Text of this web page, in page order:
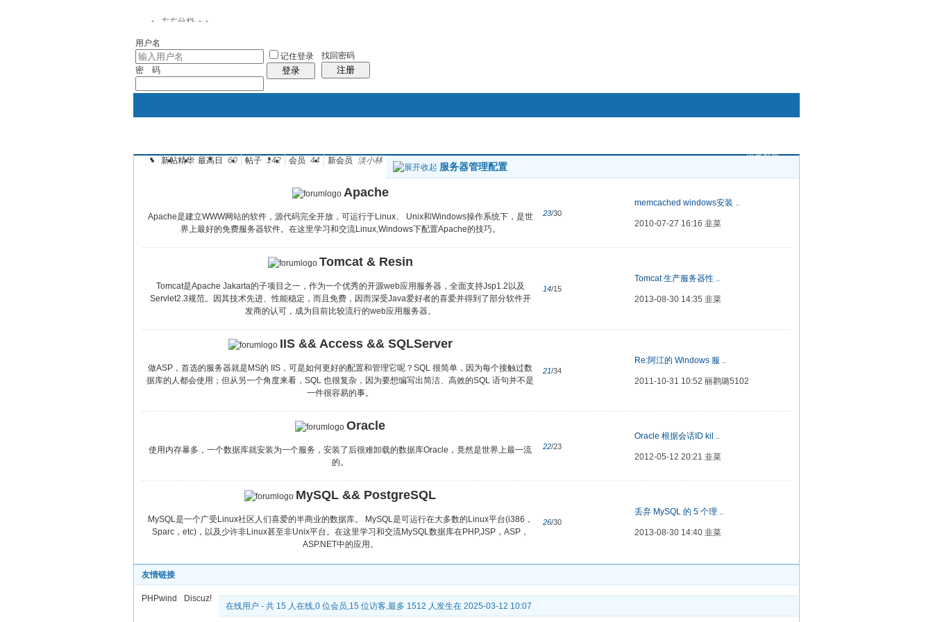
左右分栏
用户名
密 码
记住登录
登录
找回密码
注册
快捷通道
门户模式 韭菜家园 论坛
帖子
搜索
新帖精华 最高日 60 帖子 142 会员 44 新会员 淡小林
服务器管理配置
Apache
Apache是建立WWW网站的软件，源代码完全开放，可运行于Linux、 Unix和Windows操作系统下，是世
界上最好的免费服务器软件。在这里学习和交流Linux,Windows下配置Apache的技巧。
23/30
memcached windows安装 ..
2010-07-27 16:16 韭菜
Tomcat & Resin
Tomcat是Apache Jakarta的子项目之一，作为一个优秀的开源web应用服务器，全面支持Jsp1.2以及
Servlet2.3规范。因其技术先进、性能稳定，而且免费，因而深受Java爱好者的喜爱并得到了部分软件开
发商的认可，成为目前比较流行的web应用服务器。
14/15
Tomcat 生产服务器性 ..
2013-08-30 14:35 韭菜
IIS && Access && SQLServer
做ASP，首选的服务器就是MS的 IIS，可是如何更好的配置和管理它呢？SQL 很简单，因为每个接触过数
据库的人都会使用；但从另一个角度来看，SQL 也很复杂，因为要想编写出简洁、高效的SQL 语句并不是
一件很容易的事。
21/34
Re:阿江的 Windows 服 ..
2011-10-31 10:52 丽鹳璐5102
Oracle
使用内存暴多，一个数据库就安装为一个服务，安装了后很难卸载的数据库Oracle，竟然是世界上最一流
的。
22/23
Oracle 根据会话ID kil ..
2012-05-12 20:21 韭菜
MySQL && PostgreSQL
MySQL是一个广受Linux社区人们喜爱的半商业的数据库。 MySQL是可运行在大多数的Linux平台(i386，
Sparc，etc)，以及少许非Linux甚至非Unix平台。在这里学习和交流MySQL数据库在PHP,JSP，ASP，
ASP.NET中的应用。
26/30
丢弃 MySQL 的 5 个理 ..
2013-08-30 14:40 韭菜
友情链接
PHPwind Discuz!
在线用户 - 共 15 人在线,0 位会员,15 位访客,最多 1512 人发生在 2025-03-12 10:07